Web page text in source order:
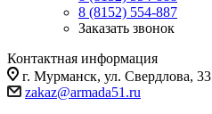
8 (8152) 554-887
Заказать звонок
Контактная информация
г. Мурманск, ул. Свердлова, 33
zakaz@armada51.ru